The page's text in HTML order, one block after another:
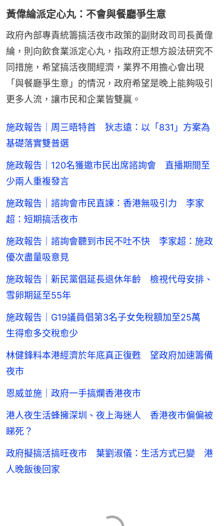
黃偉綸派定心丸：不會與餐廳爭生意
政府內部專責統籌搞活夜市政策的副財政司司長黃偉
綸，則向飲食業派定心丸，指政府正想方設法研究不
同措施，希望搞活夜間經濟，業界不用擔心會出現
「與餐廳爭生意」的情況，政府希望是晚上能夠吸引
更多人流，讓市民和企業皆雙贏。
施政報告｜周三晤特首 狄志遠：以「831」方案為
基礎落實雙普選
施政報告｜120名獲邀市民出席諮詢會 直播期間至
少兩人重複發言
施政報告｜諮詢會市民直諫：香港無吸引力 李家
超：短期搞活夜市
施政報告｜諮詢會聽到市民不吐不快 李家超：施政
優次盡量吸意見
施政報告｜新民黨倡延長退休年齡 檢視代母安排、
雪卵期延至55年
施政報告｜G19議員倡第3名子女免稅額加至25萬
生得愈多交稅愈少
林健鋒料本港經濟於年底真正復甦 望政府加速籌備
夜市
恩威並施｜政府一手搞爛香港夜市
港人夜生活蜂擁深圳、夜上海迷人 香港夜市偏偏被
睇死？
政府擬搞活搞旺夜市 葉劉淑儀：生活方式已變 港
人晚飯後回家